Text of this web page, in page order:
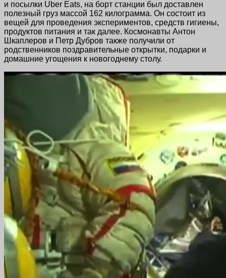
и посылки Uber Eats, на борт станции был доставлен
полезный груз массой 162 килограмма. Он состоит из
вещей для проведения экспериментов, средств гигиены,
продуктов питания и так далее. Космонавты Антон
Шкаплеров и Петр Дубров также получили от
родственников поздравительные открытки, подарки и
домашние угощения к новогоднему столу.